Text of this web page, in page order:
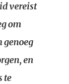
vereist
om
genoeg
en
te